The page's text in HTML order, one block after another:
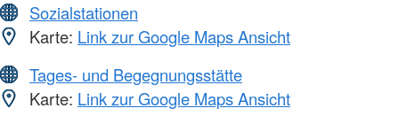
Sozialstationen
Karte: Link zur Google Maps Ansicht
Tages- und Begegnungsstätte
Karte: Link zur Google Maps Ansicht